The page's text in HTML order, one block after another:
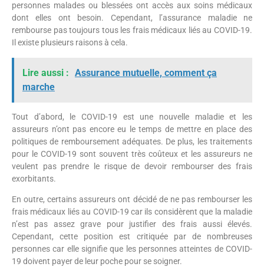
personnes malades ou blessées ont accès aux soins médicaux
dont elles ont besoin. Cependant, l’assurance maladie ne
rembourse pas toujours tous les frais médicaux liés au COVID-19.
Il existe plusieurs raisons à cela.
Lire aussi : Assurance mutuelle, comment ça
marche
Tout d’abord, le COVID-19 est une nouvelle maladie et les
assureurs n’ont pas encore eu le temps de mettre en place des
politiques de remboursement adéquates. De plus, les traitements
pour le COVID-19 sont souvent très coûteux et les assureurs ne
veulent pas prendre le risque de devoir rembourser des frais
exorbitants.
En outre, certains assureurs ont décidé de ne pas rembourser les
frais médicaux liés au COVID-19 car ils considèrent que la maladie
n’est pas assez grave pour justifier des frais aussi élevés.
Cependant, cette position est critiquée par de nombreuses
personnes car elle signifie que les personnes atteintes de COVID-
19 doivent payer de leur poche pour se soigner.